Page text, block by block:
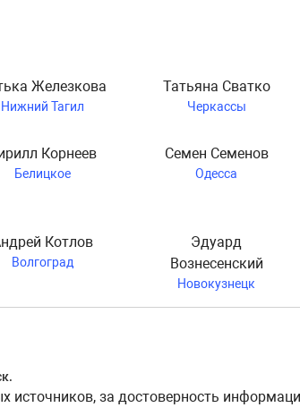
Железкова
Нижний Тагил
Татьяна Сватко
Черкассы
Корнеев
Белицкое
Семен Семенов
Одесса
Котлов
Волгоград
Эдуард
Вознесенский
Новокузнецк
за достоверность